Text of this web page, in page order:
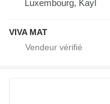
Luxembourg, Kayl
VIVA MAT